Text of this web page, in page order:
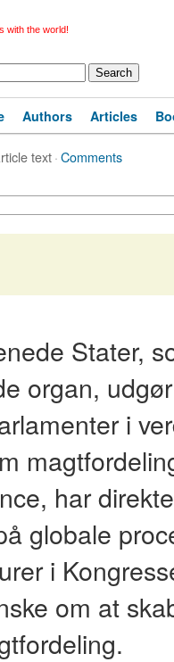
with the world!
Authors Articles
text·Comments
Stater,
organ,
i
har
globale
i
om at